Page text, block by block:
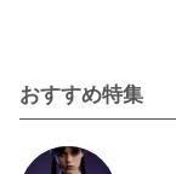
おすすめ特集